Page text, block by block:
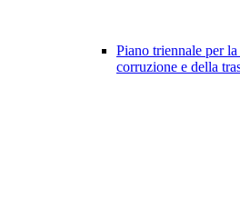
Piano triennale per
corruzione e della